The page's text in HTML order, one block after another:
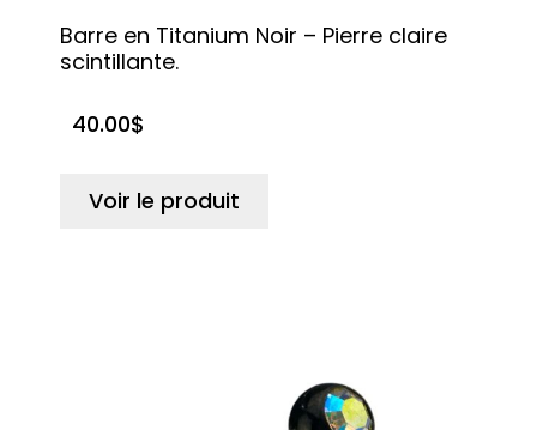
Barre en Titanium Noir – Pierre claire
scintillante.
40.00$
Voir le produit